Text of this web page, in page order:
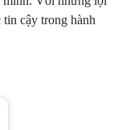
cậy trong hành